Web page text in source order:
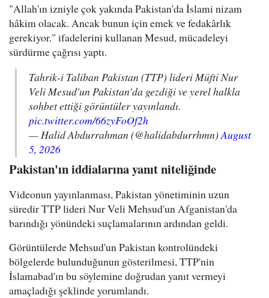
"Allah'ın izniyle çok yakında Pakistan'da İslami nizam
hâkim olacak. Ancak bunun için emek ve fedakârlık
gerekiyor." ifadelerini kullanan Mesud, mücadeleyi
sürdürme çağrısı yaptı.
Tahrik-i Taliban Pakistan (TTP) lideri Müfti Nur
Veli Mesud'un Pakistan'da gezdiği ve yerel halkla
sohbet ettiği görüntüler yayınlandı.
pic.twitter.com/66zyFoOf2h
— Halid Abdurrahman (@halidabdurrhmn) August
5, 2026
Pakistan'ın iddialarına yanıt niteliğinde
Videonun yayınlanması, Pakistan yönetiminin uzun
süredir TTP lideri Nur Veli Mehsud'un Afganistan'da
barındığı yönündeki suçlamalarının ardından geldi.
Görüntülerde Mehsud'un Pakistan kontrolündeki
bölgelerde bulunduğunun gösterilmesi, TTP'nin
İslamabad'ın bu söylemine doğrudan yanıt vermeyi
amaçladığı şeklinde yorumlandı.